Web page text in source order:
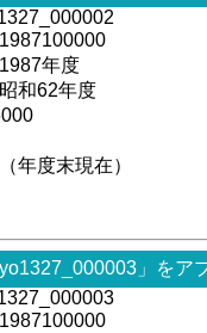
年度
和62年度
年度末現在）
」をア